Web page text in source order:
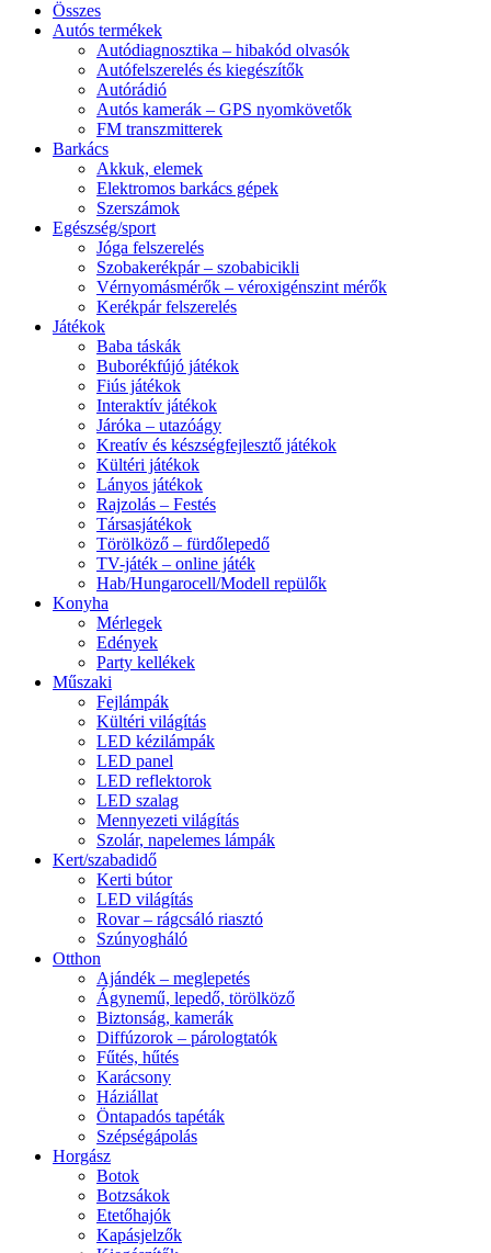
Összes
Autós termékek
Autódiagnosztika – hibakód olvasók
Autófelszerelés és kiegészítők
Autórádió
Autós kamerák – GPS nyomkövetők
FM transzmitterek
Barkács
Akkuk, elemek
Elektromos barkács gépek
Szerszámok
Egészség/sport
Jóga felszerelés
Szobakerékpár – szobabicikli
Vérnyomásmérők – véroxigénszint mérők
Kerékpár felszerelés
Játékok
Baba táskák
Buborékfújó játékok
Fiús játékok
Interaktív játékok
Járóka – utazóágy
Kreatív és készségfejlesztő játékok
Kültéri játékok
Lányos játékok
Rajzolás – Festés
Társasjátékok
Törölköző – fürdőlepedő
TV-játék – online játék
Hab/Hungarocell/Modell repülők
Konyha
Mérlegek
Edények
Party kellékek
Műszaki
Fejlámpák
Kültéri világítás
LED kézilámpák
LED panel
LED reflektorok
LED szalag
Mennyezeti világítás
Szolár, napelemes lámpák
Kert/szabadidő
Kerti bútor
LED világítás
Rovar – rágcsáló riasztó
Szúnyogháló
Otthon
Ajándék – meglepetés
Ágynemű, lepedő, törölköző
Biztonság, kamerák
Diffúzorok – párologtatók
Fűtés, hűtés
Karácsony
Háziállat
Öntapadós tapéták
Szépségápolás
Horgász
Botok
Botzsákok
Etetőhajók
Kapásjelzők